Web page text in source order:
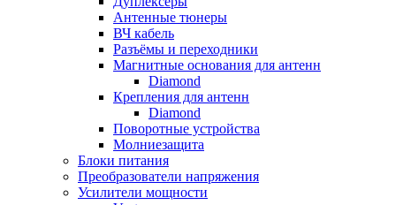
Антенные тюнеры
ВЧ кабель
Разъёмы и переходники
Магнитные основания для антенн
Diamond
Крепления для антенн
Diamond
Поворотные устройства
Молниезащита
Блоки питания
Преобразователи напряжения
Усилители мощности